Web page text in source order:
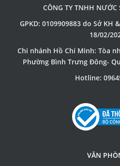
CÔNG TY TNHH NƯỚC
GPKD: 0109909883 do Sở KH
18/02/
Chi nhánh Hồ Chí Minh: Tòa
Phường Bình Trưng Đông-
Hotline:
VĂN